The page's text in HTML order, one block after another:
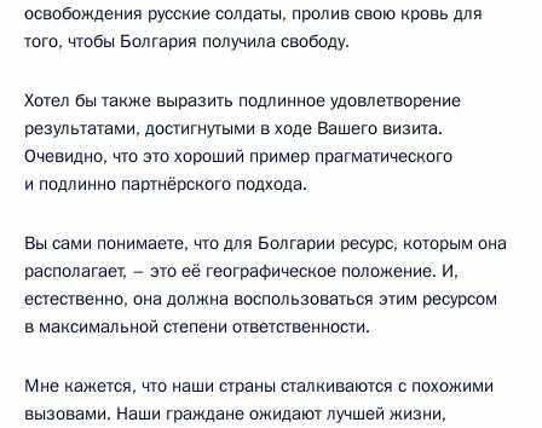
освобождения русские солдаты, пролив свою кровь для
того, чтобы Болгария получила свободу.
Хотел бы также выразить подлинное удовлетворение
результатами, достигнутыми в ходе Вашего визита.
Очевидно, что это хороший пример прагматического
и подлинно партнёрского подхода.
Вы сами понимаете, что для Болгарии ресурс, которым она
располагает, – это её географическое положение. И,
естественно, она должна воспользоваться этим ресурсом
в максимальной степени ответственности.
Мне кажется, что наши страны сталкиваются с похожими
вызовами. Наши граждане ожидают лучшей жизни,